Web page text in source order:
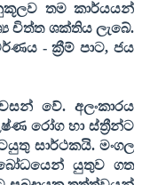
තම කාර්යයන්
චිත්ත ශක්තිය ලැබේ.
- ක්‍රීම් පාට,ජය
වේ. අලංකාරය
රෝග හා ස්ත්‍රීන්ට
සාර්ථකයි. මංගල
යුතුව ගත